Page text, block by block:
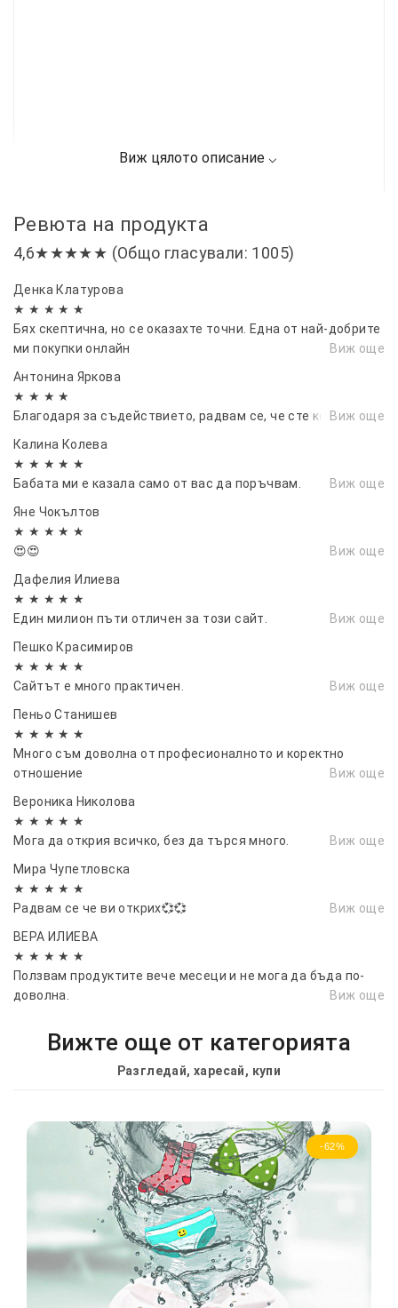
Ревюта на продукта
4,6★★★★★ (Общо гласували: 1005)
Денка Клатурова
★ ★ ★ ★ ★
Бях скептична, но се оказахте точни. Една от най-добрите
ми покупки онлайн
Виж още
Антонина Яркова
★ ★ ★ ★
Благодаря за съдействието, радвам се, че сте коректни
Виж още
Калина Колева
★ ★ ★ ★ ★
Бабата ми е казала само от вас да поръчвам.
Виж още
Яне Чокълтов
★ ★ ★ ★ ★
😍😍
Виж още
Дафелия Илиева
★ ★ ★ ★ ★
Един милион пъти отличен за този сайт.
Виж още
Пешко Красимиров
★ ★ ★ ★ ★
Сайтът е много практичен.
Виж още
Пеньо Станишев
★ ★ ★ ★ ★
Много съм доволна от професионалното и коректно
отношение
Виж още
Вероника Николова
★ ★ ★ ★ ★
Мога да открия всичко, без да търся много.
Виж още
Мира Чупетловска
★ ★ ★ ★ ★
Радвам се че ви открих💞💞
Виж още
ВЕРА ИЛИЕВА
★ ★ ★ ★ ★
Ползвам продуктите вече месеци и не мога да бъда по-
доволна.
Виж още
Вижте още от категорията
Разгледай, харесай, купи
-62%